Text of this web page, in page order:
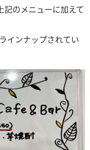
記のメニューに加えて
インナップされてい